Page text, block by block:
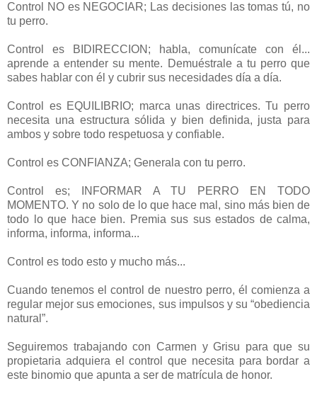
Control NO es NEGOCIAR; Las decisiones las tomas tú, no
tu perro.
Control es BIDIRECCION; habla, comunícate con él...
aprende a entender su mente. Demuéstrale a tu perro que
sabes hablar con él y cubrir sus necesidades día a día.
Control es EQUILIBRIO; marca unas directrices. Tu perro
necesita una estructura sólida y bien definida, justa para
ambos y sobre todo respetuosa y confiable.
Control es CONFIANZA; Generala con tu perro.
Control es; INFORMAR A TU PERRO EN TODO
MOMENTO. Y no solo de lo que hace mal, sino más bien de
todo lo que hace bien. Premia sus sus estados de calma,
informa, informa, informa...
Control es todo esto y mucho más...
Cuando tenemos el control de nuestro perro, él comienza a
regular mejor sus emociones, sus impulsos y su “obediencia
natural”.
Seguiremos trabajando con Carmen y Grisu para que su
propietaria adquiera el control que necesita para bordar a
este binomio que apunta a ser de matrícula de honor.